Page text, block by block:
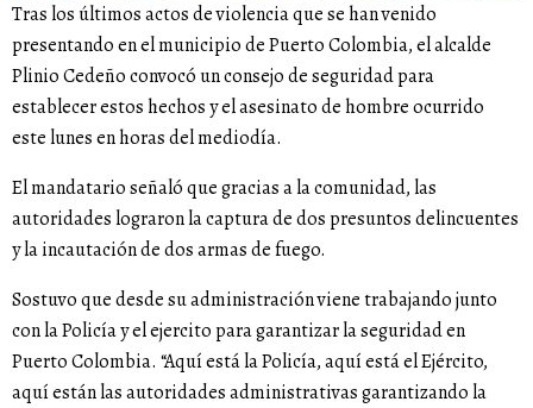
Tras los últimos actos de violencia que se han venido
presentando en el municipio de Puerto Colombia, el alcalde
Plinio Cedeño convocó un consejo de seguridad para
establecer estos hechos y el asesinato de hombre ocurrido
este lunes en horas del mediodía.
El mandatario señaló que gracias a la comunidad, las
autoridades lograron la captura de dos presuntos delincuentes
y la incautación de dos armas de fuego.
Sostuvo que desde su administración viene trabajando junto
con la Policía y el ejercito para garantizar la seguridad en
Puerto Colombia. “Aquí está la Policía, aquí está el Ejército,
aquí están las autoridades administrativas garantizando la